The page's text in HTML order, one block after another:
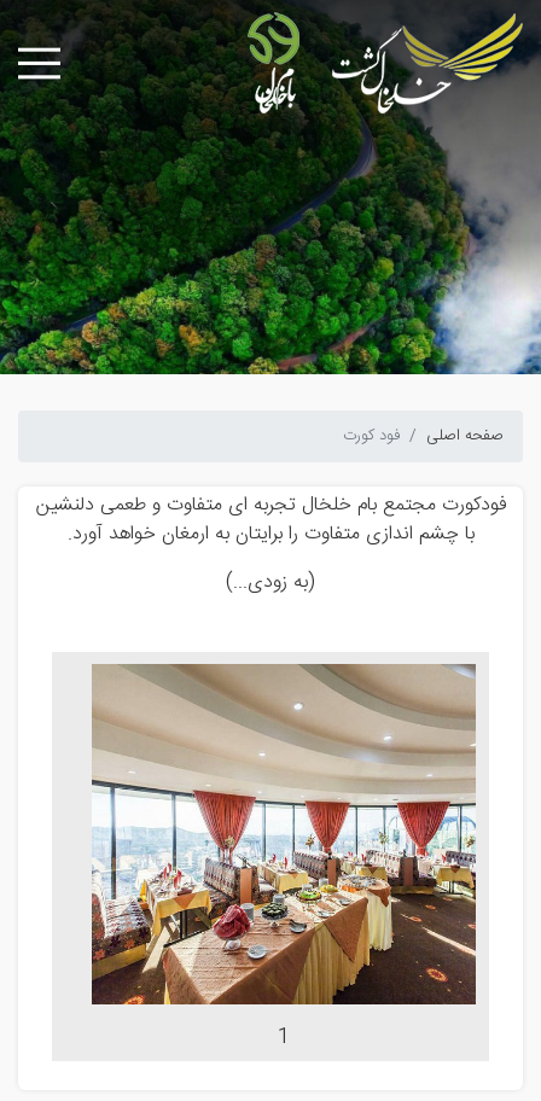
صفحه اصلی فود کورت
فودکورت مجتمع بام خلخال تجربه ای متفاوت و طعمی دلنشین
با چشم اندازی متفاوت را برایتان به ارمغان خواهد آورد.
(به زودی...)
1